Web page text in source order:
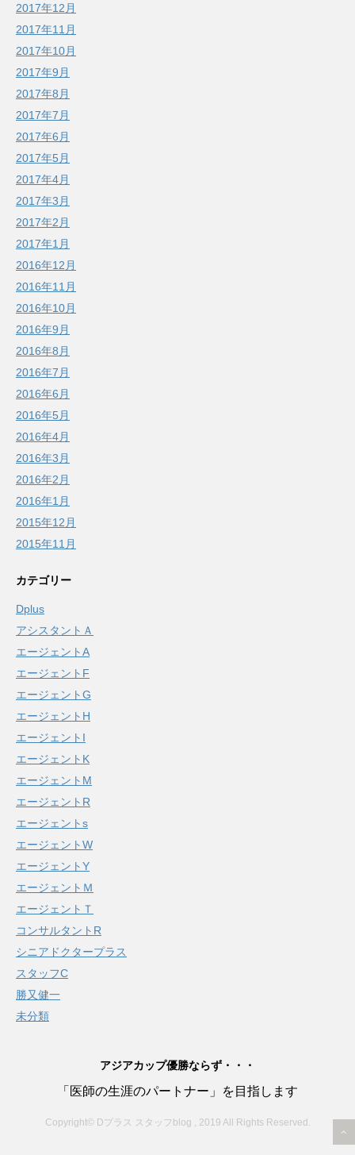
2017年12月
2017年11月
2017年10月
2017年9月
2017年8月
2017年7月
2017年6月
2017年5月
2017年4月
2017年3月
2017年2月
2017年1月
2016年12月
2016年11月
2016年10月
2016年9月
2016年8月
2016年7月
2016年6月
2016年5月
2016年4月
2016年3月
2016年2月
2016年1月
2015年12月
2015年11月
カテゴリー
Dplus
アシスタントＡ
エージェントA
エージェントF
エージェントG
エージェントH
エージェントI
エージェントK
エージェントM
エージェントR
エージェントs
エージェントW
エージェントY
エージェントＭ
エージェントＴ
コンサルタントR
シニアドクタープラス
スタッフC
勝又健一
未分類
アジアカップ優勝ならず・・・
「医師の生涯のパートナー」を目指します
Copyright© Dプラス スタッフblog , 2019 All Rights Reserved.